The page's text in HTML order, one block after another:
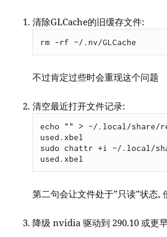
清除GLCache的旧缓存文件:
rm -rf ~/.nv/GLCache
不过肯定过些时会重现这个问题
清空最近打开文件记录:
echo "" > ~/.local/share/
used.xbel
sudo chattr +i ~/.local/
used.xbel
第二句会让文件处于”只读”状态,
降级 nvidia 驱动到 290.10 或更